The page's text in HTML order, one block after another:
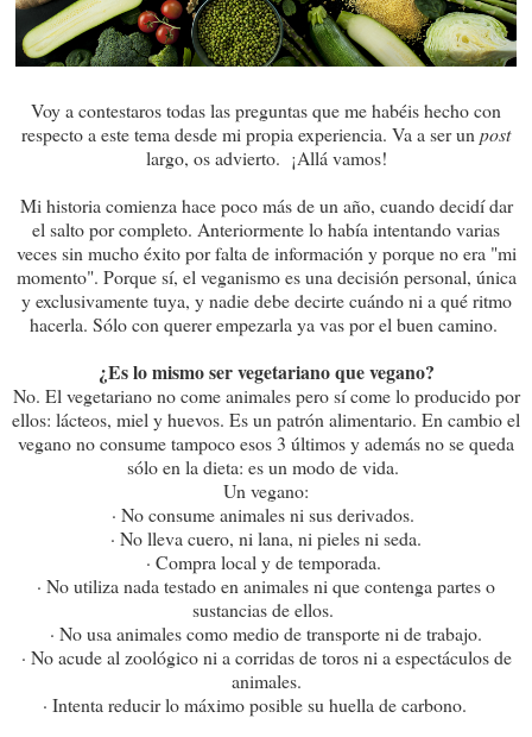
Voy a contestaros todas las preguntas que me habéis hecho con
respecto a este tema desde mi propia experiencia. Va a ser un post
largo, os advierto. ¡Allá vamos!
Mi historia comienza hace poco más de un año, cuando decidí dar
el salto por completo. Anteriormente lo había intentando varias
veces sin mucho éxito por falta de información y porque no era "mi
momento". Porque sí, el veganismo es una decisión personal, única
y exclusivamente tuya, y nadie debe decirte cuándo ni a qué ritmo
hacerla. Sólo con querer empezarla ya vas por el buen camino.
¿Es lo mismo ser vegetariano que vegano?
No. El vegetariano no come animales pero sí come lo producido por
ellos: lácteos, miel y huevos. Es un patrón alimentario. En cambio el
vegano no consume tampoco esos 3 últimos y además no se queda
sólo en la dieta: es un modo de vida.
Un vegano:
· No consume animales ni sus derivados.
· No lleva cuero, ni lana, ni pieles ni seda.
· Compra local y de temporada.
· No utiliza nada testado en animales ni que contenga partes o
sustancias de ellos.
· No usa animales como medio de transporte ni de trabajo.
· No acude al zoológico ni a corridas de toros ni a espectáculos de
animales.
· Intenta reducir lo máximo posible su huella de carbono.